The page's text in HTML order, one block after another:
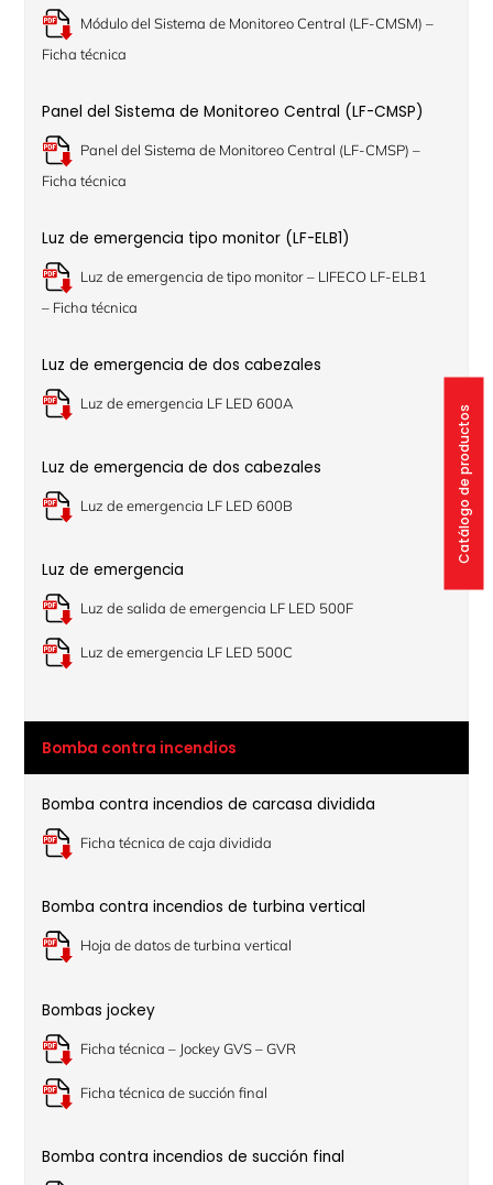
Módulo del Sistema de Monitoreo Central (LF-CMSM) –
Ficha técnica
Panel del Sistema de Monitoreo Central (LF-CMSP)
Panel del Sistema de Monitoreo Central (LF-CMSP) –
Ficha técnica
Luz de emergencia tipo monitor (LF-ELB1)
Luz de emergencia de tipo monitor – LIFECO LF-ELB1
– Ficha técnica
Luz de emergencia de dos cabezales
Luz de emergencia LF LED 600A
Luz de emergencia de dos cabezales
Luz de emergencia LF LED 600B
Luz de emergencia
Luz de salida de emergencia LF LED 500F
Luz de emergencia LF LED 500C
Bomba contra incendios
Bomba contra incendios de carcasa dividida
Ficha técnica de caja dividida
Bomba contra incendios de turbina vertical
Hoja de datos de turbina vertical
Bombas jockey
Ficha técnica – Jockey GVS – GVR
Ficha técnica de succión final
Bomba contra incendios de succión final
Catálogo de productos